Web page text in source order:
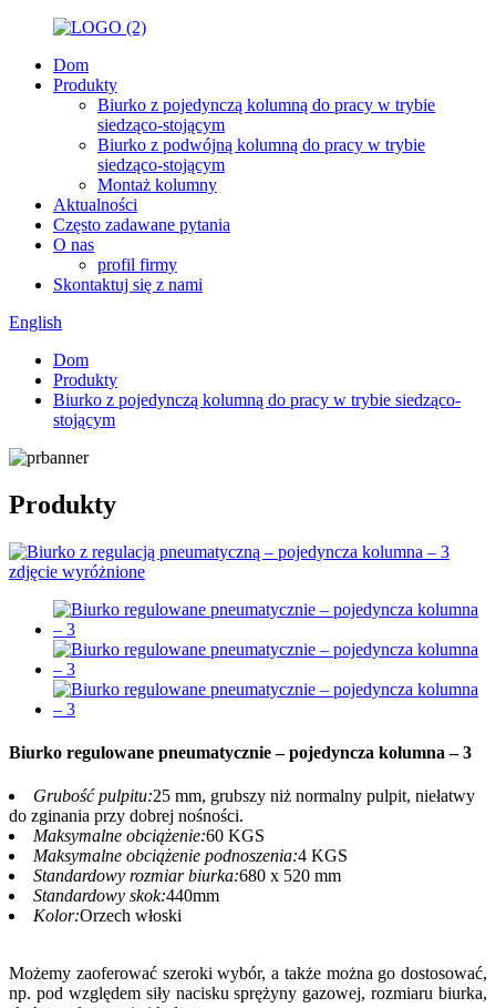
Dom
Produkty
Biurko z pojedynczą kolumną do pracy w trybie
siedząco-stojącym
Biurko z podwójną kolumną do pracy w trybie
siedząco-stojącym
Montaż kolumny
Aktualności
Często zadawane pytania
O nas
profil firmy
Skontaktuj się z nami
English
Dom
Produkty
Biurko z pojedynczą kolumną do pracy w trybie siedząco-
stojącym
Produkty
Biurko regulowane pneumatycznie – pojedyncza kolumna – 3
Grubość pulpitu:25 mm, grubszy niż normalny pulpit, niełatwy
do zginania przy dobrej nośności.
Maksymalne obciążenie:60 KGS
Maksymalne obciążenie podnoszenia:4 KGS
Standardowy rozmiar biurka:680 x 520 mm
Standardowy skok:440mm
Kolor:Orzech włoski
Możemy zaoferować szeroki wybór, a także można go dostosować,
np. pod względem siły nacisku sprężyny gazowej, rozmiaru biurka,